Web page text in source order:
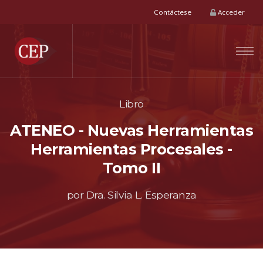
Contáctese Acceder
Libro
ATENEO - Nuevas Herramientas
Herramientas Procesales -
Tomo II
por Dra. Silvia L. Esperanza